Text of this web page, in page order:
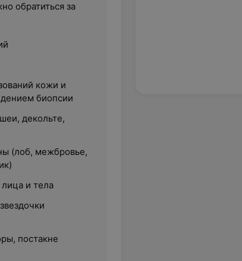
обратиться за
кожи и
биопсии
декольте,
(лоб, межбровье,
и тела
постакне